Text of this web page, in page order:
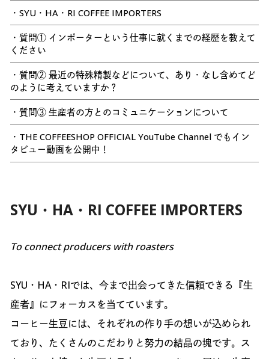
・SYU・HA・RI COFFEE IMPORTERS
・質問① インポーターという仕事に就くまでの経歴を教えて
ください
・質問② 最近の特殊精製などについて、あり・なし含めてど
のように考えていますか？
・質問③ 生産者の方とのコミュニケーションについて
・THE COFFEESHOP OFFICIAL YouTube Channel でもイン
タビュー動画を公開中！
SYU・HA・RI COFFEE IMPORTERS
To connect producers with roasters
SYU・HA・RIでは、今まで出会ってきた信頼できる『生
産者』にフォーカスを当てています。
コーヒー生豆には、それぞれの作り手の想いが込められ
ており、たくさんのこだわりと努力の結晶の塊です。ス